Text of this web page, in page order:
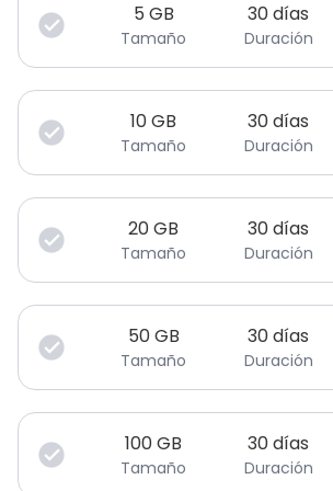
5 GB
Tamaño
30 días
Duración
10GB
Tamaño
30 días
Duración
20GB
Tamaño
30 días
Duración
50GB
Tamaño
30 días
Duración
100GB
Tamaño
30 días
Duración